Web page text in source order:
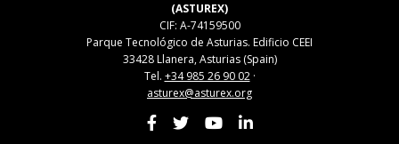
(ASTUREX)
CIF: A-74159500
Parque Tecnológico de Asturias. Edificio CEEI
33428 Llanera, Asturias (Spain)
Tel. +34 985 26 90 02·
asturex@asturex.org